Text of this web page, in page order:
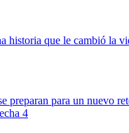
historia que le cambió la
preparan para un nuevo
4